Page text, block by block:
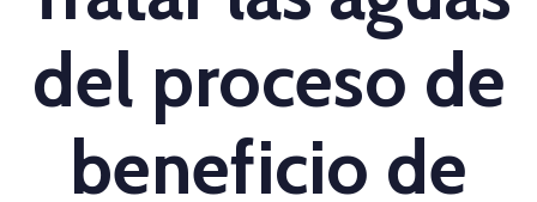
del proceso de
beneficio de